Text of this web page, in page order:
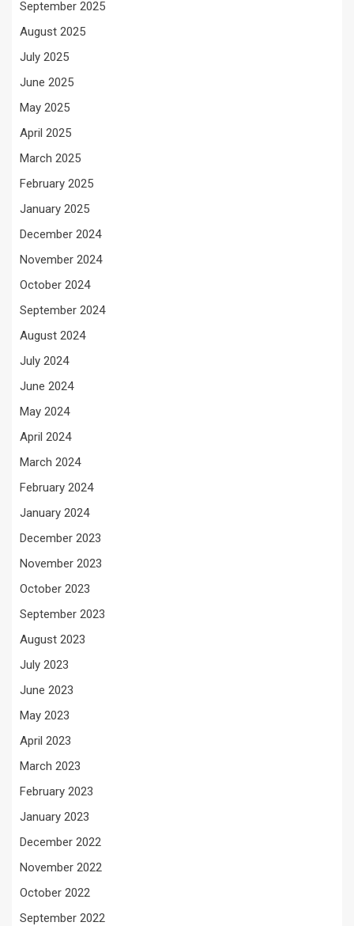
September 2025
August 2025
July 2025
June 2025
May 2025
April 2025
March 2025
February 2025
January 2025
December 2024
November 2024
October 2024
September 2024
August 2024
July 2024
June 2024
May 2024
April 2024
March 2024
February 2024
January 2024
December 2023
November 2023
October 2023
September 2023
August 2023
July 2023
June 2023
May 2023
April 2023
March 2023
February 2023
January 2023
December 2022
November 2022
October 2022
September 2022